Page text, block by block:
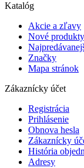
Katalóg
Akcie a zľavy
Nové produkty
Značky
Mapa stránok
Zákaznícky účet
Registrácia
Prihlásenie
Obnova hesla
Zákaznícky
História
Adresy